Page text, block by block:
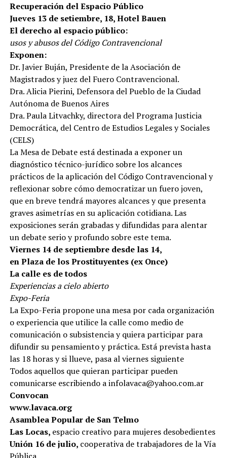
Recuperación del Espacio Público
Jueves 13 de setiembre, 18, Hotel Bauen
El derecho al espacio público:
usos y abusos del Código Contravencional
Exponen:
Dr. Javier Buján, Presidente de la Asociación de
Magistrados y juez del Fuero Contravencional.
Dra. Alicia Pierini, Defensora del Pueblo de la Ciudad
Autónoma de Buenos Aires
Dra. Paula Litvachky, directora del Programa Justicia
Democrática, del Centro de Estudios Legales y Sociales
(CELS)
La Mesa de Debate está destinada a exponer un
diagnóstico técnico-jurídico sobre los alcances
prácticos de la aplicación del Código Contravencional y
reflexionar sobre cómo democratizar un fuero joven,
que en breve tendrá mayores alcances y que presenta
graves asimetrías en su aplicación cotidiana. Las
exposiciones serán grabadas y difundidas para alentar
un debate serio y profundo sobre este tema.
Viernes 14 de septiembre desde las 14,
en Plaza de los Prostituyentes (ex Once)
La calle es de todos
Experiencias a cielo abierto
Expo-Feria
La Expo-Feria propone una mesa por cada organización
o experiencia que utilice la calle como medio de
comunicación o subsistencia y quiera participar para
difundir su pensamiento y práctica. Está prevista hasta
las 18 horas y si llueve, pasa al viernes siguiente
Todos aquellos que quieran participar pueden
comunicarse escribiendo a infolavaca@yahoo.com.ar
Convocan
www.lavaca.org
Asamblea Popular de San Telmo
Las Locas, espacio creativo para mujeres desobedientes
Unión 16 de julio, cooperativa de trabajadores de la Vía